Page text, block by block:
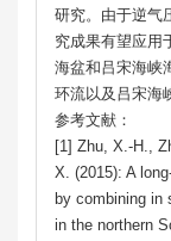
研究。由于逆气
究成果有望应用
海盆和吕宋海峡
环流以及吕宋海
参考文献：
[1] Zhu, X.-H.,
X. (2015): A
by combining in
in the northern